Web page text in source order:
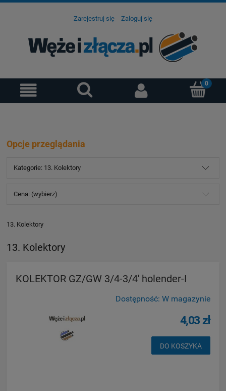
Zarejestruj się Zaloguj się
Opcje przeglądania
Kategorie: 13. Kolektory
Cena: (wybierz)
13. Kolektory
13. Kolektory
KOLEKTOR GZ/GW 3/4-3/4' holender-I
Dostępność: W magazynie
4,03 zł
DO KOSZYKA